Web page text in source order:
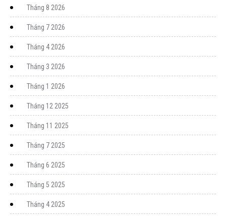
Tháng 8 2026
Tháng 7 2026
Tháng 4 2026
Tháng 3 2026
Tháng 1 2026
Tháng 12 2025
Tháng 11 2025
Tháng 7 2025
Tháng 6 2025
Tháng 5 2025
Tháng 4 2025